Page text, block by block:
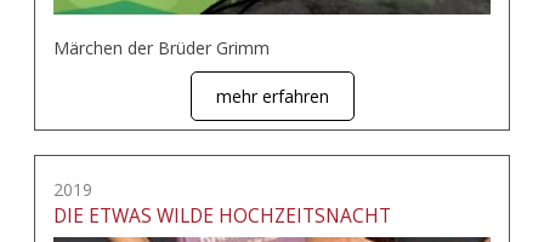
Märchen der Brüder Grimm
mehr erfahren
2019
DIE ETWAS WILDE HOCHZEITSNACHT